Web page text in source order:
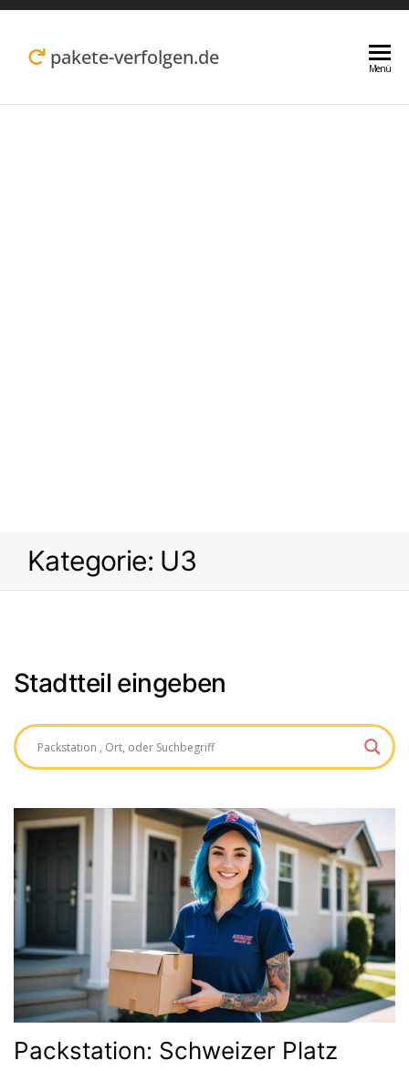
Zum
Inhalt pakete-verfolgen.de Menü
Kategorie: U3
Stadtteil eingeben
Packstation: Schweizer Platz